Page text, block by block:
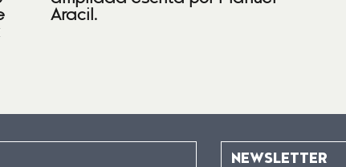
Aracil.
NEWSLETTER